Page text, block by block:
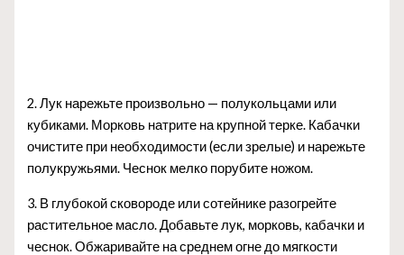
2. Лук нарежьте произвольно — полукольцами или
кубиками. Морковь натрите на крупной терке. Кабачки
очистите при необходимости (если зрелые) и нарежьте
полукружьями. Чеснок мелко порубите ножом.
3. В глубокой сковороде или сотейнике разогрейте
растительное масло. Добавьте лук, морковь, кабачки и
чеснок. Обжаривайте на среднем огне до мягкости